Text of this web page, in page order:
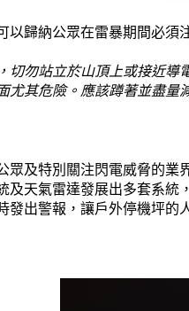
以歸納公眾在雷暴期間必須
切勿站立於山頂上或接近導
尤其危險。應該蹲著並盡量
眾及特別關注閃電威脅的業
及天氣雷達發展出多套系
發出警報，讓戶外停機坪的